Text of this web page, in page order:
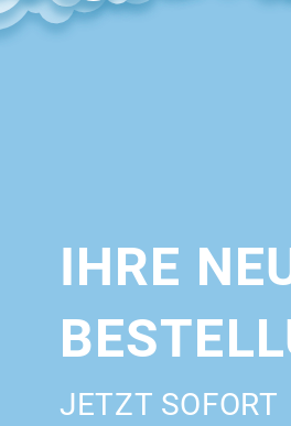
IHRE
JETZT SOFORT